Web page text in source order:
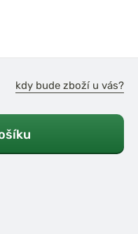
kdy bude zboží u vás?